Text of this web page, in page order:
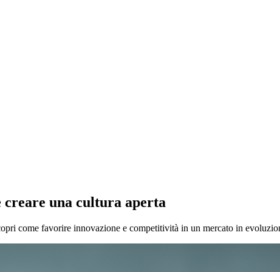
una cultura aperta
come favorire innovazione e competitività in un mercato in